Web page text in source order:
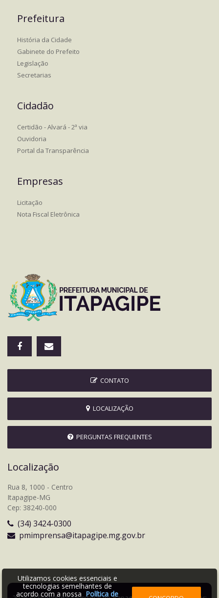
Prefeitura
História da Cidade
Gabinete do Prefeito
Legislação
Secretarias
Cidadão
Certidão - Alvará - 2ª via
Ouvidoria
Portal da Transparência
Empresas
Licitação
Nota Fiscal Eletrônica
CONTATO
LOCALIZAÇÃO
PERGUNTAS FREQUENTES
Localização
Rua 8, 1000 - Centro
Itapagipe-MG
Cep: 38240-000
(34) 3424-0300
pmimprensa@itapagipe.mg.gov.br
Utilizamos cookies essenciais e
tecnologias semelhantes de
acordo com a nossaPolítica de